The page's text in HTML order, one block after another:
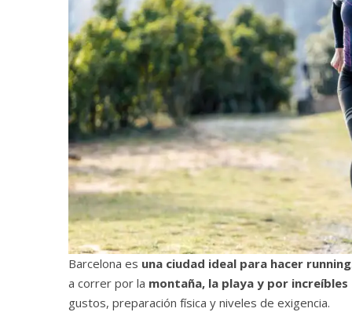
Barcelona es una ciudad ideal para hacer running
a correr por la montaña, la playa y por
gustos, preparación física y niveles de exigencia.